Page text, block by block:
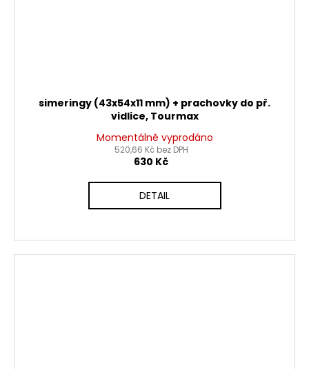
simeringy (43x54x11 mm) + prachovky do př.
vidlice, Tourmax
Momentálně vyprodáno
520,66 Kč bez DPH
630 Kč
DETAIL